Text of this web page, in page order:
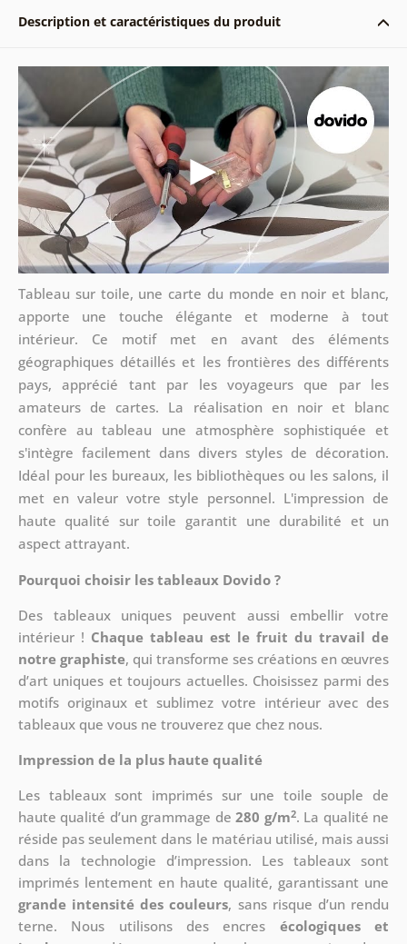
Description et caractéristiques du produit
Tableau sur toile, une carte du monde en noir et blanc,
apporte une touche élégante et moderne à tout
intérieur. Ce motif met en avant des éléments
géographiques détaillés et les frontières des différents
pays, apprécié tant par les voyageurs que par les
amateurs de cartes. La réalisation en noir et blanc
confère au tableau une atmosphère sophistiquée et
s'intègre facilement dans divers styles de décoration.
Idéal pour les bureaux, les bibliothèques ou les salons, il
met en valeur votre style personnel. L'impression de
haute qualité sur toile garantit une durabilité et un
aspect attrayant.
Pourquoi choisir les tableaux Dovido ?
Des tableaux uniques peuvent aussi embellir votre
intérieur ! Chaque tableau est le fruit du travail de
notre graphiste, qui transforme ses créations en œuvres
d’art uniques et toujours actuelles. Choisissez parmi des
motifs originaux et sublimez votre intérieur avec des
tableaux que vous ne trouverez que chez nous.
Impression de la plus haute qualité
Les tableaux sont imprimés sur une toile souple de
haute qualité d’un grammage de280 g/m2. La qualité ne
réside pas seulement dans le matériau utilisé, mais aussi
dans la technologie d’impression. Les tableaux sont
imprimés lentement en haute qualité, garantissant une
grande intensité des couleurs, sans risque d’un rendu
terne. Nous utilisons des encres écologiques et